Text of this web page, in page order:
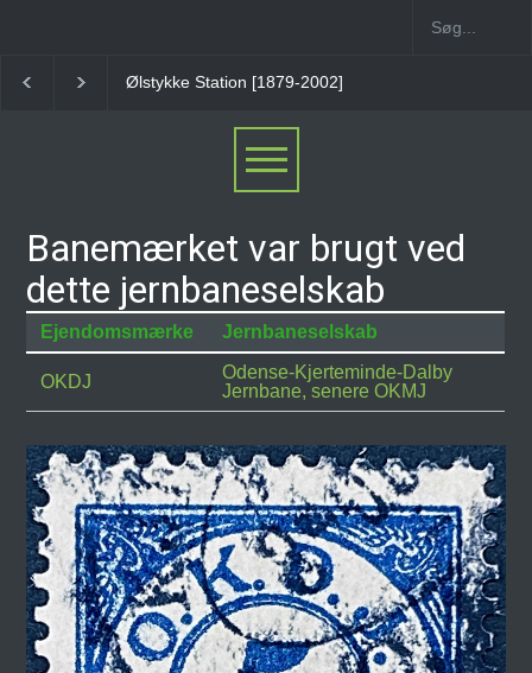
Ølstykke Station [1879-2002]
Banemærket var brugt ved
dette jernbaneselskab
Ejendomsmærke Jernbaneselskab
OKDJ
Odense-Kjerteminde-Dalby
Jernbane, senere OKMJ